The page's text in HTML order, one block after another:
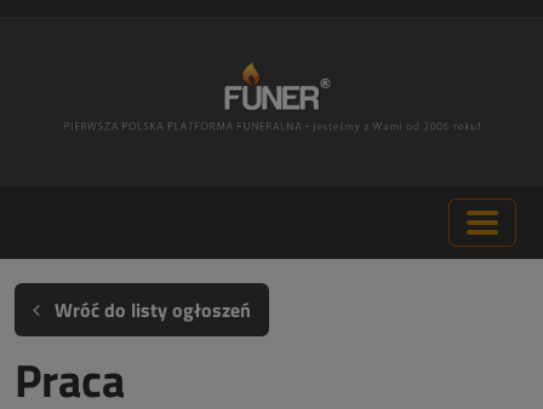
Wróć do listy ogłoszeń
Praca